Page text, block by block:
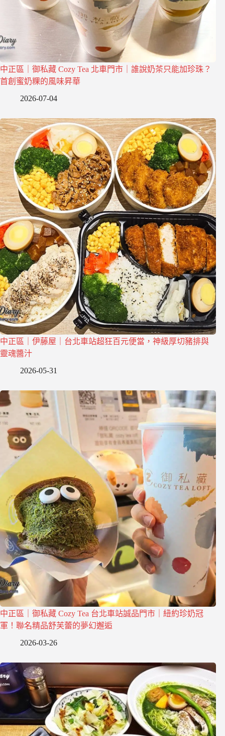
中正區｜御私藏 Cozy Tea 北車門市｜誰說奶茶只能加珍珠？
首創蜜奶粿的風味昇華
2026-07-04
中正區｜伊藤屋｜台北車站超狂百元便當，神級厚切豬排與
靈魂醬汁
2026-05-31
中正區｜御私藏 Cozy Tea 台北車站誠品門市｜紐約珍奶冠
軍！聯名精品舒芙蕾的夢幻邂逅
2026-03-26